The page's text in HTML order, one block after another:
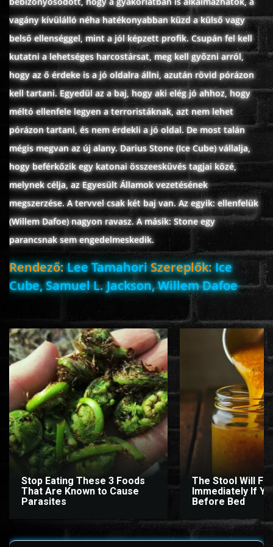
ÉLŐ ADÁSOK (LIVE)
SOROZAT
KARÁCSONYI FILMEK
PC-GAME
www.onlinefilmvilag2.eu,Copyright © 2017-2026 Az oldal nem tárol
semmilyen jogsértő tartalmat. Minden adat külső forrásból származik |
Frissítve: 2026.07.27
vagány kívülálló néha hatékonyabban küzd a külső vagy
belső ellenséggel, mint a jól képzett profik. Csupán fel kell
kutatni a lehetséges harcostársat, meg kell győzni arról,
hogy az ő érdeke is a jó oldalra állni, azután rövid pórázon
kell tartani. Egyedül az a baj, hogy aki elég jó ahhoz, hogy
méltó ellenfele legyen a terroristáknak, azt nem lehet
pórázon tartani, és nem érdekli a jó oldal. De most talán
mégis megvan az új alany. Darius Stone (Ice Cube) vállalja,
hogy beférkőzik egy katonai összeesküvés tagjai közé,
melynek célja, az Egyesült Államok vezetésének
megszerzése. A tervvel csak két baj van. Az egyik: ellenfelük
(Willem Dafoe) nagyon ravasz. A másik: Stone egy
parancsnak sem engedelmeskedik.
Rendező:Lee TamahoriSzereplők:Ice
Cube, Samuel L. Jackson, Willem Dafoe
Stop Eating These 3 Foods
That Are Known to Cause
Parasites
The Stool Will Fly
Immediately If
Before Bed